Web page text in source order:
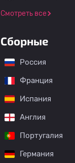
Смотреть все
Сборные
Россия
Франция
Испания
Англия
Португалия
Германия